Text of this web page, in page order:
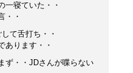
一寝ていた・・
・・
て舌打ち・・
あります・・
ず・・JDさんが喋らない